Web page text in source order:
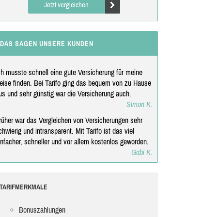
Jetzt vergleichen
DAS SAGEN UNSERE KUNDEN
musste schnell eine gute Versicherung für meine
finden. Bei Tarifo ging das bequem von zu Hause
und sehr günstig war die Versicherung auch.
Simon K.
war das Vergleichen von Versicherungen sehr
und intransparent. Mit Tarifo ist das viel
schneller und vor allem kostenlos geworden.
Gabi K.
TARIFMERKMALE
Bonuszahlungen